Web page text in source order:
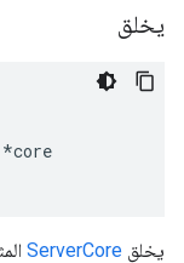
يخلق
*core
يخلق ServerCore